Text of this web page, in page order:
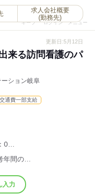
キープ
0
ログイン メニュー
求人会社概要
(勤務先)
更新日:5月12日
来る訪問看護のパ
ション岐阜
交通費一部支給
0…
年間の…
入力